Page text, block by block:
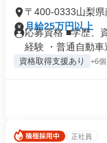
〒400-0333山梨
月給25万円以上
応募資格 ■学歴、
経験 ・普通自動車
資格取得支援あり +6個
正社員